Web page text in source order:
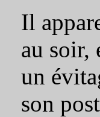
Il
au soir,
un
son